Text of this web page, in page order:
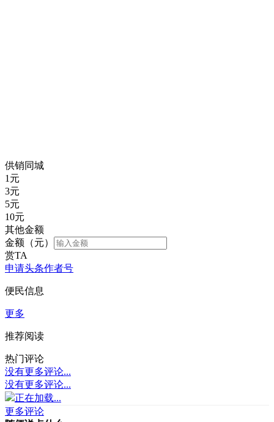
供销同城
1 元
3元
5元
10元
其他金额
金额（元）
赏TA
申请头条作者号
便民信息
更多
推荐阅读
热门评论
没有更多评论...
没有更多评论...
正在加载...
更多评论